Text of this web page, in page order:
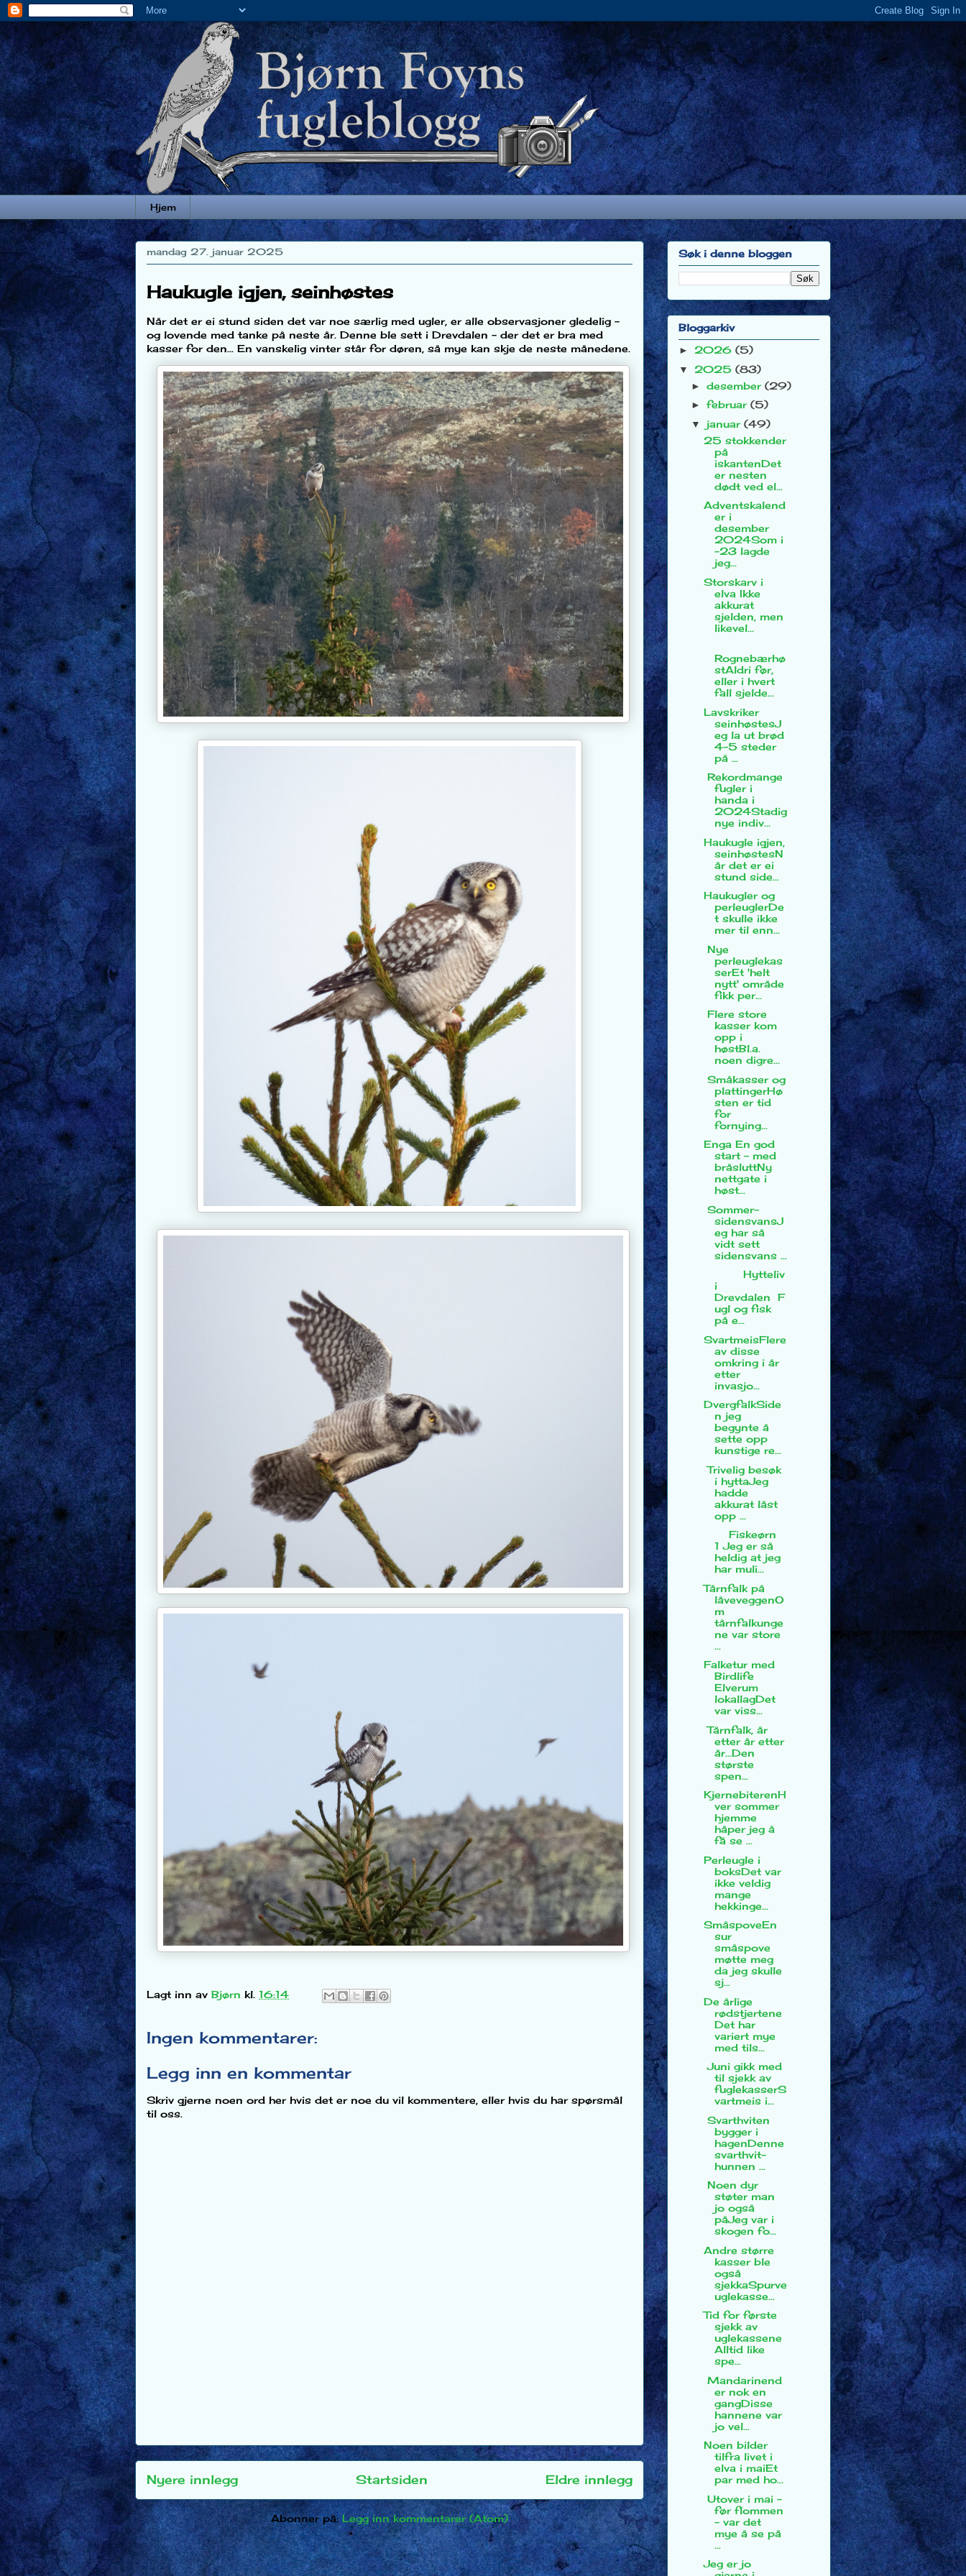
Hjem
mandag 27. januar 2025
Haukugle igjen, seinhøstes
Når det er ei stund siden det var noe særlig med ugler, er alle observasjoner gledelig -
og lovende med tanke på neste år. Denne ble sett i Drevdalen - der det er bra med
kasser for den... En vanskelig vinter står for døren, så mye kan skje de neste månedene.
Lagt inn av Bjørn kl. 16:14
Ingen kommentarer:
Legg inn en kommentar
Skriv gjerne noen ord her hvis det er noe du vil kommentere, eller hvis du har spørsmål
til oss.
Nyere innlegg Eldre innlegg
Startsiden
Abonner på:Legg inn kommentarer (Atom)
Søk i denne bloggen
Bloggarkiv
► 2026 (5)
▼ 2025 (83)
► desember (29)
► februar (5)
▼ januar (49)
25 stokkender
på
iskantenDet
er nesten
dødt ved el...
Adventskalend
er i
desember
2024Som i
-23 lagde
jeg...
Storskarv i
elva Ikke
akkurat
sjelden, men
likevel...
Rognebærhø
stAldri før,
eller i hvert
fall sjelde...
Lavskriker
seinhøstesJ
eg la ut brød
4-5 steder
på ...
Rekordmange
fugler i
handa i
2024Stadig
nye indiv...
Haukugle igjen,
seinhøstesN
år det er ei
stund side...
Haukugler og
perleuglerDe
t skulle ikke
mer til enn...
Nye
perleuglekas
serEt 'helt
nytt' område
fikk per...
Flere store
kasser kom
opp i
høstBl.a.
noen digre...
Småkasser og
plattingerHø
sten er tid
for
fornying...
Enga En god
start - med
bråsluttNy
nettgate i
høst...
Sommer-
sidensvansJ
eg har så
vidt sett
sidensvans ...
Hytteliv
i
Drevdalen F
ugl og fisk
på e...
SvartmeisFlere
av disse
omkring i år
etter
invasjo...
DvergfalkSide
n jeg
begynte å
sette opp
kunstige re...
Trivelig besøk
i hyttaJeg
hadde
akkurat låst
opp ...
Fiskeørn
1 Jeg er så
heldig at jeg
har muli...
Tårnfalk på
låveveggenO
m
tårnfalkunge
ne var store
...
Falketur med
Birdlife
Elverum
lokallagDet
var viss...
Tårnfalk, år
etter år etter
år...Den
største
spen...
KjernebiterenH
ver sommer
hjemme
håper jeg å
få se ...
Perleugle i
boksDet var
ikke veldig
mange
hekkinge...
SmåspoveEn
sur
småspove
møtte meg
da jeg skulle
sj...
De årlige
rødstjertene
Det har
variert mye
med tils...
Juni gikk med
til sjekk av
fuglekasserS
vartmeis i...
Svarthviten
bygger i
hagenDenne
svarthvit-
hunnen ...
Noen dyr
støter man
jo også
påJeg var i
skogen fo...
Andre større
kasser ble
også
sjekkaSpurve
uglekasse...
Tid for første
sjekk av
uglekassene
Alltid like
spe...
Mandarinend
er nok en
gangDisse
hannene var
jo vel...
Noen bilder
tilfra livet i
elva i maiEt
par med ho...
Utover i mai -
før flommen
- var det
mye å se på
...
Jeg er jo